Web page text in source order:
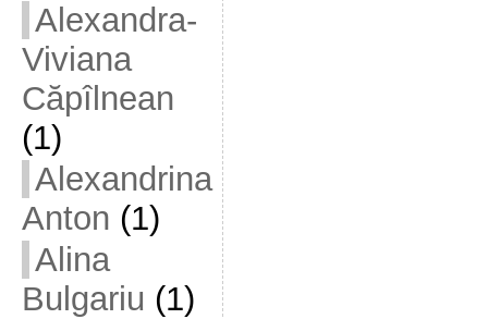
Alexandra-
Viviana
Căpîlnean
(1)
Alexandrina
Anton (1)
Alina
Bulgariu (1)